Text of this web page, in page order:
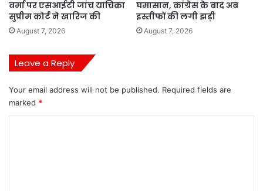
वर्मा पर एसआईटी जांच याचिका
सुप्रीम कोर्ट ने खारिज की
August 7, 2026
घमासान, कांग्रेस के बाद अब
इस्तीफों की लगी झड़ी
August 7, 2026
Leave a Reply
Your email address will not be published. Required fields are
marked *